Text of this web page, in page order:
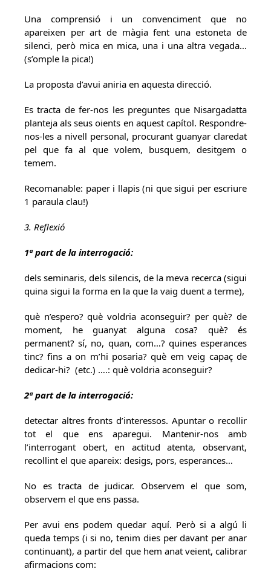
Una comprensió i un convenciment que no
apareixen per art de màgia fent una estoneta de
silenci, però mica en mica, una i una altra vegada…
(s’omple la pica!)
La proposta d’avui aniria en aquesta direcció.
Es tracta de fer-nos les preguntes que Nisargadatta
planteja als seus oients en aquest capítol. Respondre-
nos-les a nivell personal, procurant guanyar claredat
pel que fa al que volem, busquem, desitgem o
temem.
Recomanable: paper i llapis (ni que sigui per escriure
1 paraula clau!)
3. Reflexió
1ª part de la interrogació:
dels seminaris, dels silencis, de la meva recerca (sigui
quina sigui la forma en la que la vaig duent a terme),
què n’espero? què voldria aconseguir? per què? de
moment, he guanyat alguna cosa? què? és
permanent? sí, no, quan, com…? quines esperances
tinc? fins a on m’hi posaria? què em veig capaç de
dedicar-hi? (etc.) ….: què voldria aconseguir?
2ª part de la interrogació:
detectar altres fronts d’interessos. Apuntar o recollir
tot el que ens aparegui. Mantenir-nos amb
l’interrogant obert, en actitud atenta, observant,
recollint el que apareix: desigs, pors, esperances…
No es tracta de judicar. Observem el que som,
observem el que ens passa.
Per avui ens podem quedar aquí. Però si a algú li
queda temps (i si no, tenim dies per davant per anar
continuant), a partir del que hem anat veient, calibrar
afirmacions com: